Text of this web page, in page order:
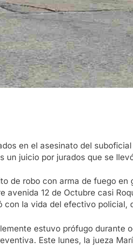
en el asesinato del
juicio por jurados que se
de robo con arma de fuego
12 de Octubre casi
la vida del efectivo policial,
estuvo prófugo
Este lunes, la jueza